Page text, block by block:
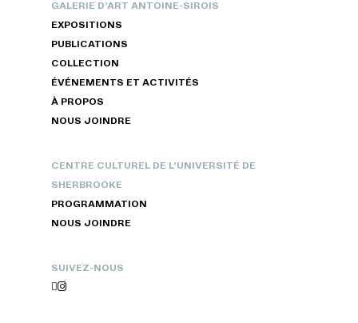
GALERIE D’ART ANTOINE-SIROIS
EXPOSITIONS
PUBLICATIONS
COLLECTION
ÉVÉNEMENTS ET ACTIVITÉS
À PROPOS
NOUS JOINDRE
CENTRE CULTUREL DE L’UNIVERSITÉ DE
SHERBROOKE
PROGRAMMATION
NOUS JOINDRE
SUIVEZ-NOUS
